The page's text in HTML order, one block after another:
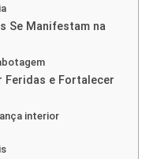
Se Manifestam na
Feridas e Fortalecer
interior